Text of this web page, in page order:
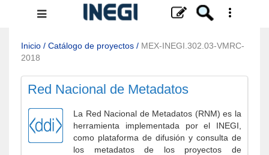
Menú
navegación
Inicio / Catálogo de proyectos / MEX-INEGI.302.03-VMRC-
2018
Red Nacional de Metadatos
La Red Nacional de Metadatos (RNM) es la
herramienta implementada por el INEGI,
como plataforma de difusión y consulta de
los metadatos de los proyectos de